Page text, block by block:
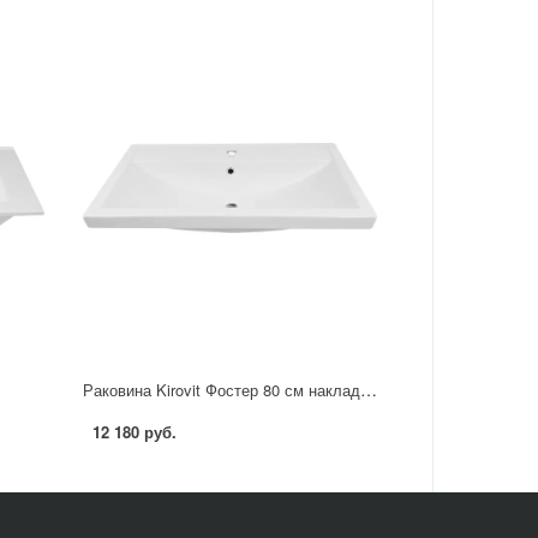
Раковина Kirovit Фостер 80 см накладная
12 180 руб.